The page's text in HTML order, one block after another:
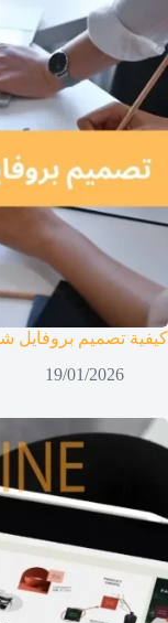
كيفية تصميم بروفايل
19/01/2026